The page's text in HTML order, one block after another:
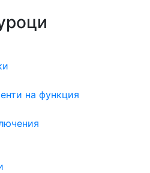
на функция